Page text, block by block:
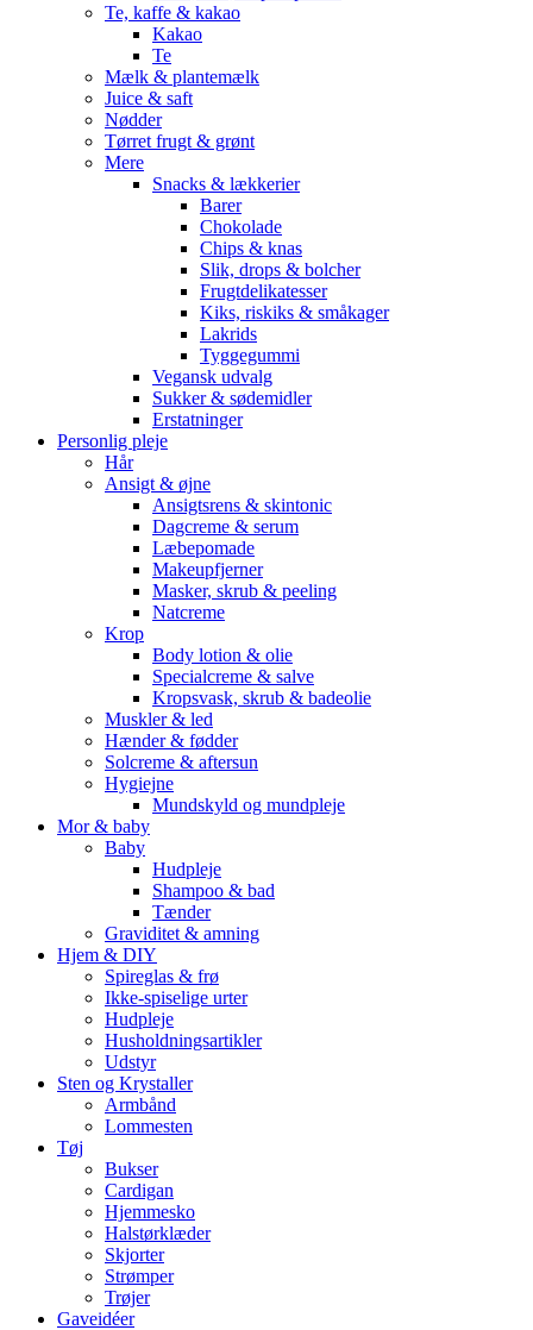
Te, kaffe & kakao
Kakao
Te
Mælk & plantemælk
Juice & saft
Nødder
Tørret frugt & grønt
Mere
Snacks & lækkerier
Barer
Chokolade
Chips & knas
Slik, drops & bolcher
Frugtdelikatesser
Kiks, riskiks & småkager
Lakrids
Tyggegummi
Vegansk udvalg
Sukker & sødemidler
Erstatninger
Personlig pleje
Hår
Ansigt & øjne
Ansigtsrens & skintonic
Dagcreme & serum
Læbepomade
Makeupfjerner
Masker, skrub & peeling
Natcreme
Krop
Body lotion & olie
Specialcreme & salve
Kropsvask, skrub & badeolie
Muskler & led
Hænder & fødder
Solcreme & aftersun
Hygiejne
Mundskyld og mundpleje
Mor & baby
Baby
Hudpleje
Shampoo & bad
Tænder
Graviditet & amning
Hjem & DIY
Spireglas & frø
Ikke-spiselige urter
Hudpleje
Husholdningsartikler
Udstyr
Sten og Krystaller
Armbånd
Lommesten
Tøj
Bukser
Cardigan
Hjemmesko
Halstørklæder
Skjorter
Strømper
Trøjer
Gaveidéer